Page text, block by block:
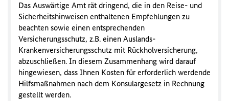
Das Auswärtige Amt rät dringend, die in den Reise- und
Sicherheitshinweisen enthaltenen Empfehlungen zu
beachten sowie einen entsprechenden
Versicherungsschutz, z.B. einen Auslands-
Krankenversicherungsschutz mit Rückholversicherung,
abzuschließen. In diesem Zusammenhang wird darauf
hingewiesen, dass Ihnen Kosten für erforderlich werdende
Hilfsmaßnahmen nach dem Konsulargesetz in Rechnung
gestellt werden.